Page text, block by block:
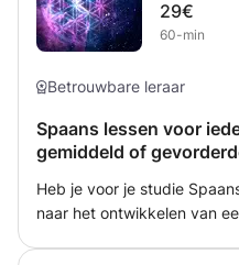
Studie/beoordeling door de
kennen van uw doelen;
doelen nog niet kent
de klas u voorzien van de
nodig zijn om uw niveau
29€
60-min
Betrouwbare leraar
Spaans lessen voor
gemiddeld of
Heb je voor je studie
naar het ontwikkelen van